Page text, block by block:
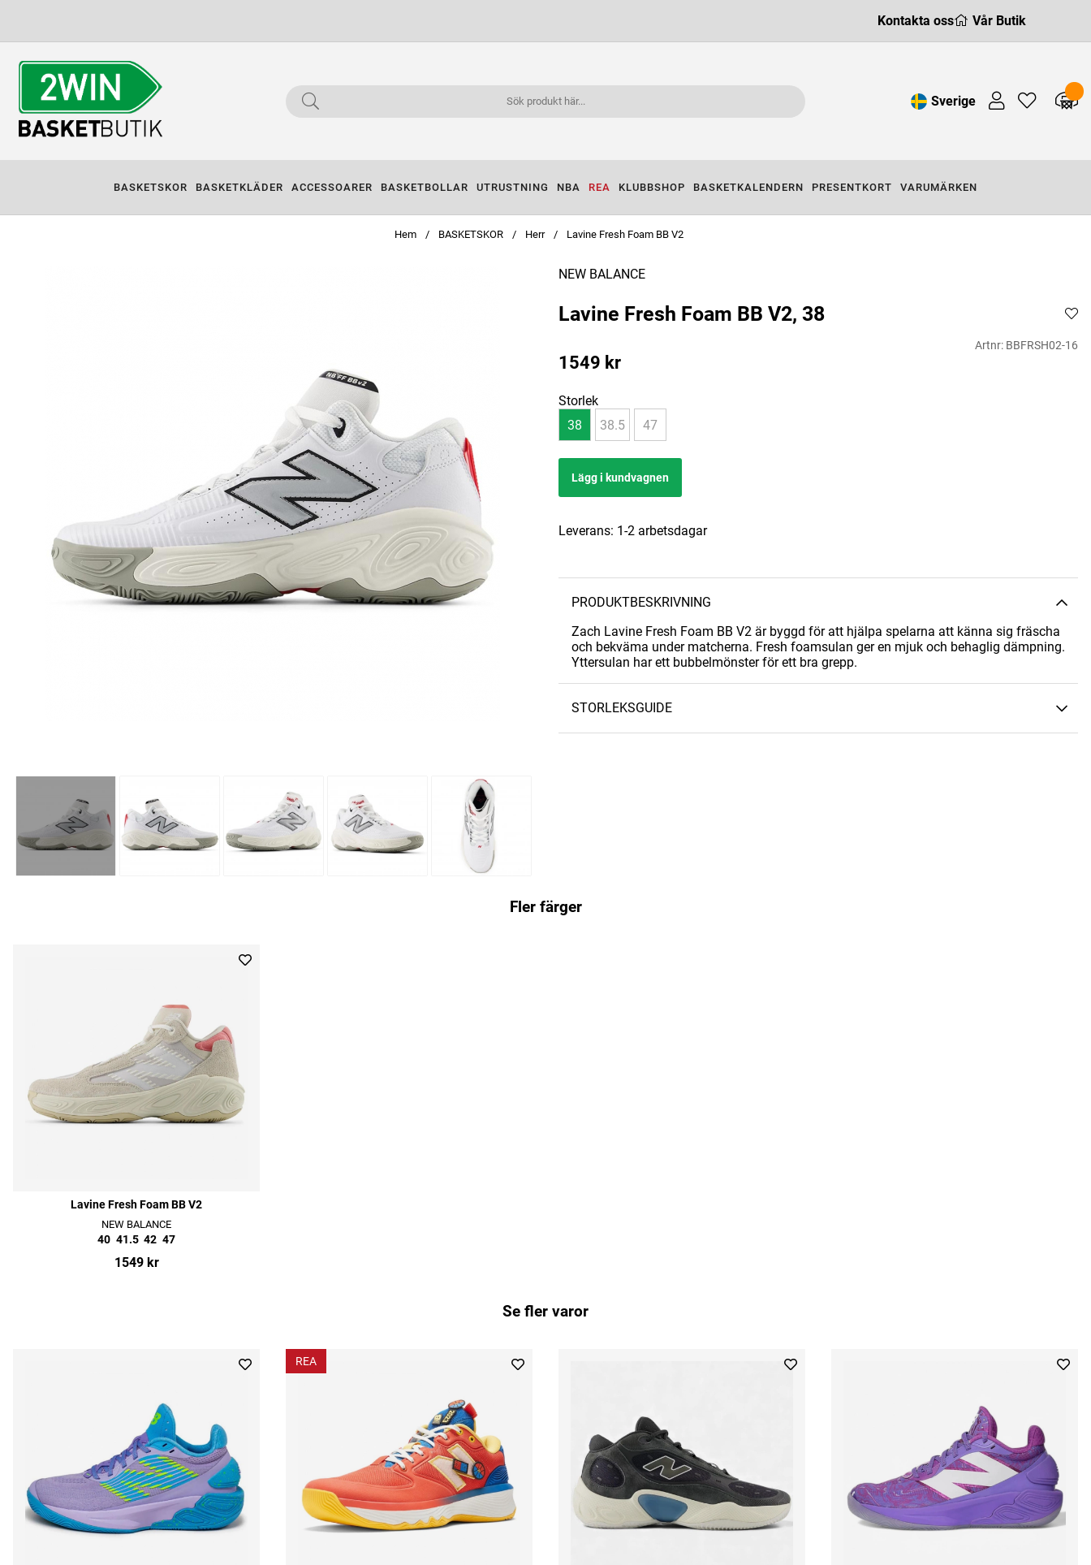
Kontakta oss Vår Butik
Sverige
BASKETSKOR BASKETKLÄDER ACCESSOARER BASKETBOLLAR UTRUSTNING NBA REA KLUBBSHOP BASKETKALENDERN PRESENTKORT VARUMÄRKEN
Hem BASKETSKOR Herr Lavine Fresh Foam BB V2
NEW BALANCE
Lavine Fresh Foam BB V2, 38
Artnr: BBFRSH02-16
1549 kr
Storlek
38
38.5 47
Lägg i kundvagnen
Leverans: 1-2 arbetsdagar
PRODUKTBESKRIVNING
Zach Lavine Fresh Foam BB V2 är byggd för att hjälpa spelarna att känna sig fräscha
och bekväma under matcherna. Fresh foamsulan ger en mjuk och behaglig dämpning.
Yttersulan har ett bubbelmönster för ett bra grepp.
STORLEKSGUIDE
Fler färger
Lavine Fresh Foam BB V2
NEW BALANCE
40 41.5 42 47
1549 kr
Se fler varor
REA